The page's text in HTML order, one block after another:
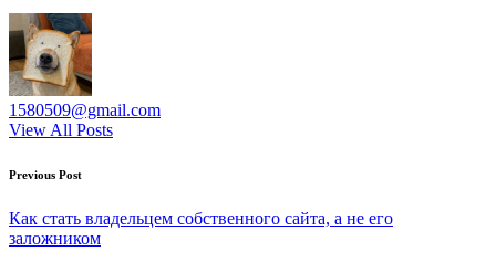
1580509@gmail.com
View All Posts
Post
navigation
Previous Post
Как стать владельцем собственного сайта, а не его
заложником